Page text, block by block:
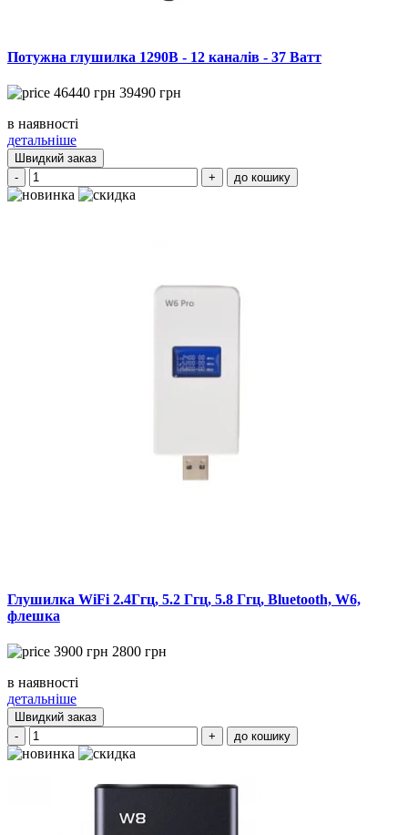
Потужна глушилка 1290B - 12 каналів - 37 Ватт
46440 грн 39490 грн
в наявності
детальніше
Швидкий заказ
-
+ до кошику
Глушилка WiFi 2.4Ггц, 5.2 Ггц, 5.8 Ггц, Bluetooth, W6,
флешка
3900 грн 2800 грн
в наявності
детальніше
Швидкий заказ
-
+ до кошику